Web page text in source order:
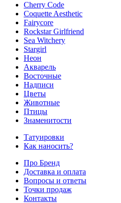
Cherry Code
Coquette Aesthetic
Fairycore
Rockstar Girlfriend
Sea Witchery
Stargirl
Неон
Акварель
Восточные
Надписи
Цветы
Животные
Птицы
Знаменитости
Татуировки
Как наносить?
Про Бренд
Доставка и оплата
Вопросы и ответы
Точки продаж
Контакты